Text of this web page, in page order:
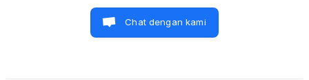
Chat dengan kami